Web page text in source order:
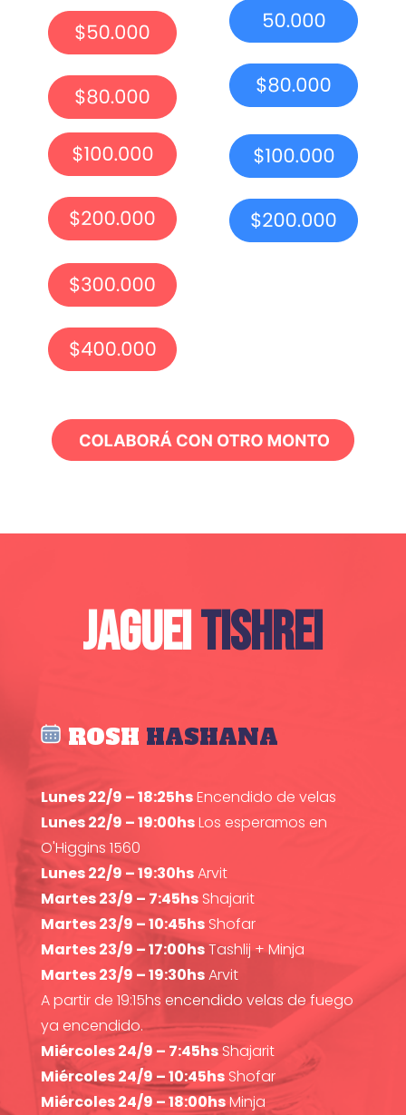
JAGUEITISHREI
ROSH HASHANA
Lunes 22/9 – 18:25hsEncendido de velas
Lunes 22/9 – 19:00hsLos esperamos en
O'Higgins 1560
Lunes 22/9 – 19:30hsArvit
Martes 23/9 – 7:45hsShajarit
Martes 23/9 – 10:45hsShofar
Martes 23/9 – 17:00hsTashlij + Minja
Martes 23/9 – 19:30hsArvit
A partir de 19:15hs encendido velas de fuego
ya encendido.
Miércoles 24/9 – 7:45hsShajarit
Miércoles 24/9 – 10:45hsShofar
Miércoles 24/9 – 18:00hsMinja